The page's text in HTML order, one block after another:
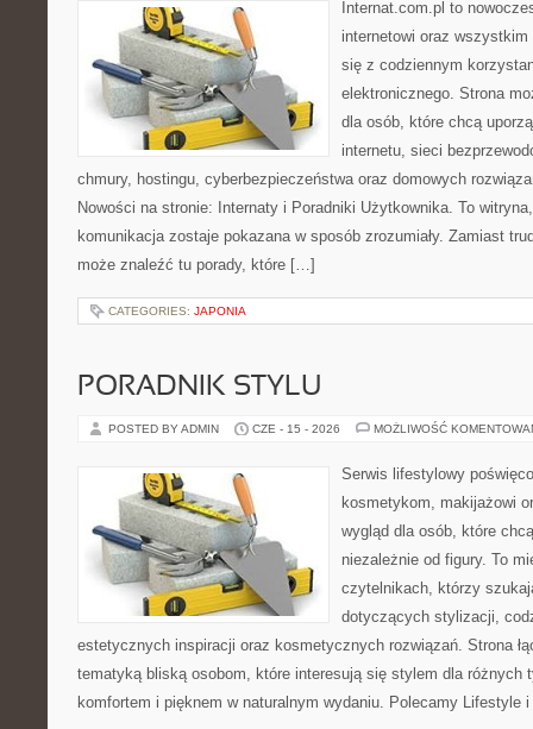
Internat.com.pl to
internetowi oraz
się z codziennym
elektronicznego. Strona
dla osób, które chcą
internetu, sieci
chmury, hostingu, cyberbezpieczeństwa oraz domowych
Nowości na stronie: Internaty i Poradniki Użytkownika. To
komunikacja zostaje pokazana w sposób zrozumiały. Zamiast
może znaleźć tu porady, które […]
CATEGORIES: JAPONIA
PORADNIK STYLU
POSTED BY ADMIN CZE - 15 - 2026 MOŻLIWOŚĆ
Serwis lifestylowy
kosmetykom, makijażowi
wygląd dla osób, które
niezależnie od figury. To
czytelnikach, którzy
dotyczących stylizacji,
estetycznych inspiracji oraz kosmetycznych rozwiązań. Strona
tematyką bliską osobom, które interesują się stylem dla różnych
komfortem i pięknem w naturalnym wydaniu. Polecamy Lifestyle